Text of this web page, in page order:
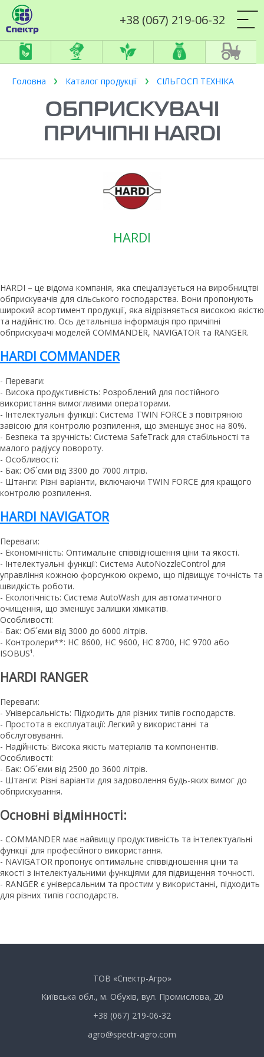
+38 (067) 219-06-32
Головна Каталог продукції СІЛЬГОСП ТЕХНІКА
ОБПРИСКУВАЧІ
ПРИЧІПНІ HARDI
HARDI
HARDI – це відома компанія, яка спеціалізується на виробництві
обприскувачів для сільського господарства. Вони пропонують
широкий асортимент продукції, яка відрізняється високою якістю
та надійністю. Ось детальніша інформація про причіпні
обприскувачі моделей COMMANDER, NAVIGATOR та RANGER.
HARDI COMMANDER
- Переваги:
- Висока продуктивність: Розроблений для постійного
використання вимогливими операторами.
- Інтелектуальні функції: Система TWIN FORCE з повітряною
завісою для контролю розпилення, що зменшує знос на 80%.
- Безпека та зручність: Система SafeTrack для стабільності та
малого радіусу повороту.
- Особливості:
- Бак: Об´єми від 3300 до 7000 літрів.
- Штанги: Різні варіанти, включаючи TWIN FORCE для кращого
контролю розпилення.
HARDI NAVIGATOR
Переваги:
- Економічність: Оптимальне співвідношення ціни та якості.
- Інтелектуальні функції: Система AutoNozzleControl для
управління кожною форсункою окремо, що підвищує точність та
швидкість роботи.
- Екологічність: Система AutoWash для автоматичного
очищення, що зменшує залишки хімікатів.
Особливості:
- Бак: Об´єми від 3000 до 6000 літрів.
- Контролери**: HC 8600, HC 9600, HC 8700, HC 9700 або
ISOBUS¹.
HARDI RANGER
Переваги:
- Універсальність: Підходить для різних типів господарств.
- Простота в експлуатації: Легкий у використанні та
обслуговуванні.
- Надійність: Висока якість матеріалів та компонентів.
Особливості:
- Бак: Об´єми від 2500 до 3600 літрів.
- Штанги: Різні варіанти для задоволення будь-яких вимог до
обприскування.
Основні відмінності:
- COMMANDER має найвищу продуктивність та інтелектуальні
функції для професійного використання.
- NAVIGATOR пропонує оптимальне співвідношення ціни та
якості з інтелектуальними функціями для підвищення точності.
- RANGER є універсальним та простим у використанні, підходить
для різних типів господарств.
ТОВ «Спектр-Агро»
Київська обл., м. Обухів, вул. Промислова, 20
+38 (067) 219-06-32
agro@spectr-agro.com